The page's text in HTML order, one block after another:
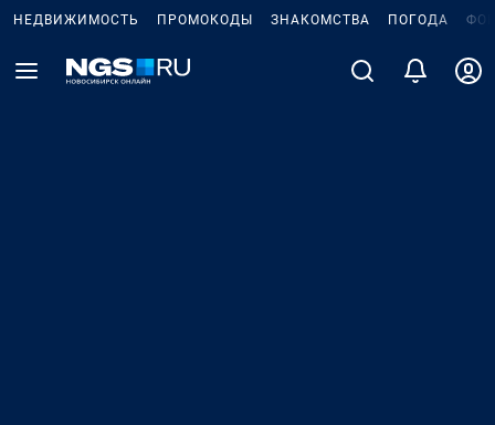
НЕДВИЖИМОСТЬ ПРОМОКОДЫ ЗНАКОМСТВА ПОГОДА